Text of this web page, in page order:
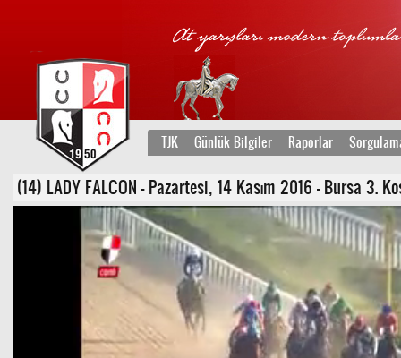
TJK Günlük Bilgiler Raporlar
(14) LADY FALCON - Pazartesi, 14 Kasım 2016 - Bursa 3.